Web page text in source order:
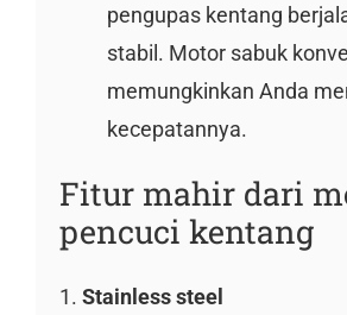
pengupas kentang
stabil. Motor sabuk
memungkinkan Anda
kecepatannya.
Fitur mahir dari
pencuci kentang
1. Stainless steel